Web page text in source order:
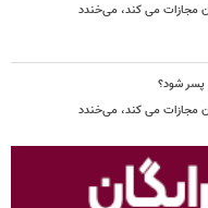
مجازات می کند، می‌خندد
پسر شود؟
مجازات می کند، می‌خندد